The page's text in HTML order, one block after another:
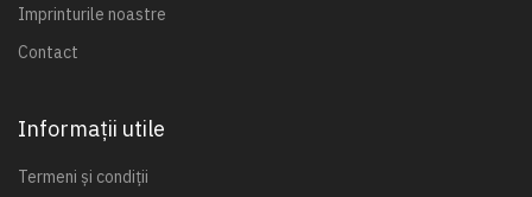
Imprinturile noastre
Contact
Informații utile
Termeni și condiții